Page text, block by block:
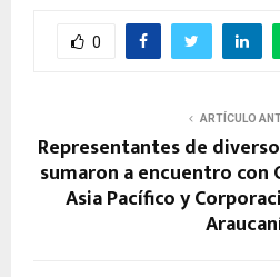
0
ARTÍCULO
Representantes de
sumaron a encuentro con
Asia Pacífico y